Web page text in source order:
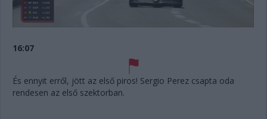
16:07
És ennyit erről, jött az első piros! Sergio Perez csapta oda
rendesen az első szektorban.